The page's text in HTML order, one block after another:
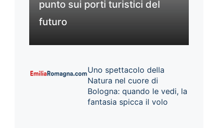
punto sui porti turistici del
futuro
Uno spettacolo della
Natura nel cuore di
Bologna: quando le vedi, la
fantasia spicca il volo